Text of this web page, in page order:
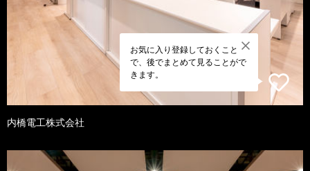
お気に入り登録しておくこと
で、後でまとめて見ることがで
きます。
内橋電工株式会社